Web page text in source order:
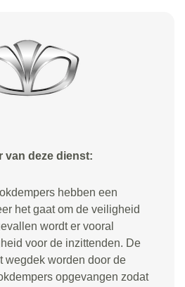
van deze dienst:
hebben een
het gaat om de veiligheid
wordt er vooral
voor de inzittenden. De
wegdek worden door de
opgevangen zodat